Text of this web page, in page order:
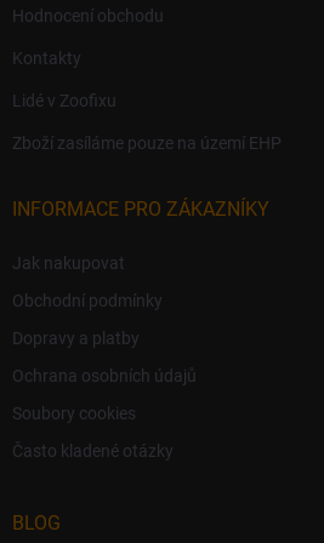
Hodnocení obchodu
Kontakty
Lidé v Zoofixu
Zboží zasíláme pouze na území EHP
INFORMACE PRO ZÁKAZNÍKY
Jak nakupovat
Obchodní podmínky
Dopravy a platby
Ochrana osobních údajů
Soubory cookies
Často kladené otázky
BLOG